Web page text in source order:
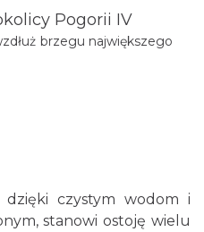
Pogorii IV
brzegu największego
dzięki czystym wodom i
stanowi ostoję wielu